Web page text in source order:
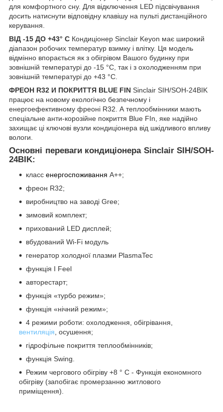
для комфортного сну. Для відключення LED підсвічування
досить натиснути відповідну клавішу на пульті дистанційного
керування.
ВІД -15 ДО +43° С Кондиціонер Sinclair Keyon має широкий
діапазон робочих температур взимку і влітку. Ця модель
відмінно впорається як з обігрівом Вашого будинку при
зовнішній температурі до -15 °С, так і з охолодженням при
зовнішній температурі до +43 °С.
ФРЕОН R32 И ПОКРИТТЯ BLUE FIN Sinclair SIH/SOH-24BIK
працює на новому екологічно безпечному і
енергоефективному фреоні R32. А теплообмінники мають
спеціальне анти-корозійне покриття Blue FIn, яке надійно
захищає ці ключові вузли кондиціонера від шкідливого впливу
вологи.
Основні переваги кондиціонера Sinclair SIH/SOH-
24BIK:
класс енергоспоживання A++;
фреон R32;
виробництво на заводі Gree;
зимовий комплект;
прихований LED дисплей;
вбудований Wi-Fi модуль
генератор холодної плазми PlasmaTec
функція I Feel
авторестарт;
функція «турбо режим»;
функція «нічний режим»;
4 режими роботи: охолодження, обігрівання,
вентиляція , осушення;
гідрофільне покриття теплообмінників;
функція Swing.
Режим чергового обігріву +8 ° С - Функція економного
обігріву (запобігає промерзанню житлового
приміщення).